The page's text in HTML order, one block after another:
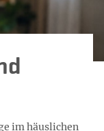
im häuslichen